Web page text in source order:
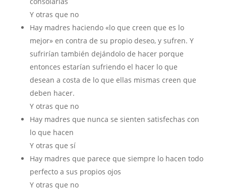
Y otras que no
Hay madres haciendo «lo que creen que es lo
mejor» en contra de su propio deseo, y sufren. Y
sufrirían también dejándolo de hacer porque
entonces estarían sufriendo el hacer lo que
desean a costa de lo que ellas mismas creen que
deben hacer.
Y otras que no
Hay madres que nunca se sienten satisfechas con
lo que hacen
Y otras que sí
Hay madres que parece que siempre lo hacen todo
perfecto a sus propios ojos
Y otras que no